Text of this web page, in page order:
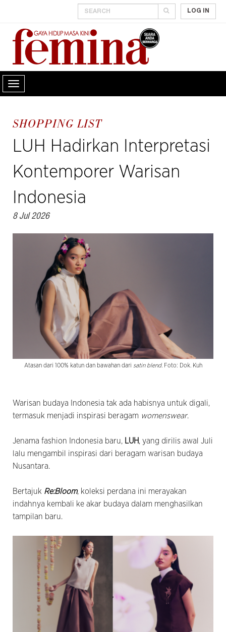
LOG IN
SHOPPING LIST
LUH Hadirkan Interpretasi
Kontemporer Warisan
Indonesia
8 Jul 2026
Atasan dari 100% katun dan bawahan dari satin blend. Foto: Dok. Kuh
Warisan budaya Indonesia tak ada habisnya untuk digali,
termasuk menjadi inspirasi beragam womenswear.
Jenama fashion Indonesia baru, LUH, yang dirilis awal Juli
lalu mengambil inspirasi dari beragam warisan budaya
Nusantara.
Bertajuk Re:Bloom, koleksi perdana ini merayakan
indahnya kembali ke akar budaya dalam menghasilkan
tampilan baru.